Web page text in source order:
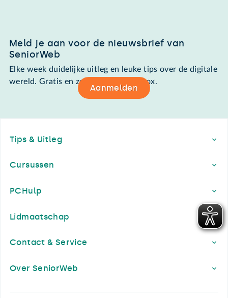
Meld je aan voor de nieuwsbrief van
SeniorWeb
Elke week duidelijke uitleg en leuke tips over de digitale
wereld. Gratis en zomaar in de mailbox.
Aanmelden
Tips & Uitleg
Cursussen
PCHulp
Lidmaatschap
Contact & Service
Over SeniorWeb